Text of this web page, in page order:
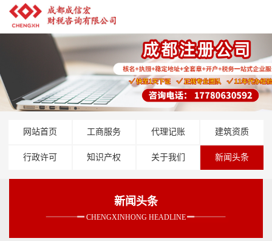
网站首页 工商服务 代理记账 建筑资质
行政许可 知识产权 关于我们 新闻头条
新闻头条
CHENGXINHONG HEADLINE